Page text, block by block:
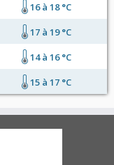
16 à 18 °C
17 à 19 °C
14 à 16 °C
15 à 17 °C